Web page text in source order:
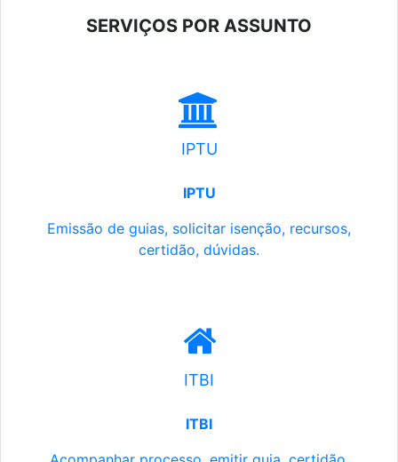
SERVIÇOS POR ASSUNTO
IPTU
IPTU
Emissão de guias, solicitar isenção, recursos,
certidão, dúvidas.
ITBI
ITBI